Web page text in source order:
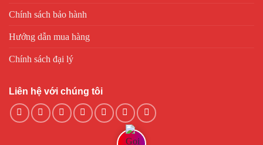
Chính sách bảo hành
Hướng dẫn mua hàng
Chính sách đại lý
Liên hệ với chúng tôi